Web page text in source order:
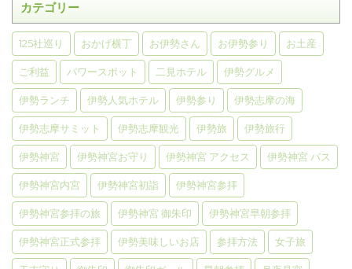
カテゴリー
125社巡り おかげ横丁 お伊勢さん お伊勢参り お土産
ご利益 パワースポット 二見ホテル 伊勢グルメ
伊勢ランチ 伊勢人気ホテル 伊勢参り 伊勢志摩の海
伊勢志摩サミット 伊勢志摩観光 伊勢旅 伊勢旅行
伊勢神宮 伊勢神宮お守り 伊勢神宮 アクセス 伊勢神宮 バス
伊勢神宮内宮 伊勢神宮初詣 伊勢神宮参拝
伊勢神宮参拝の旅 伊勢神宮 御朱印 伊勢神宮早朝参拝
伊勢神宮正式参拝 伊勢美味しいお店 参拝方法 女子旅